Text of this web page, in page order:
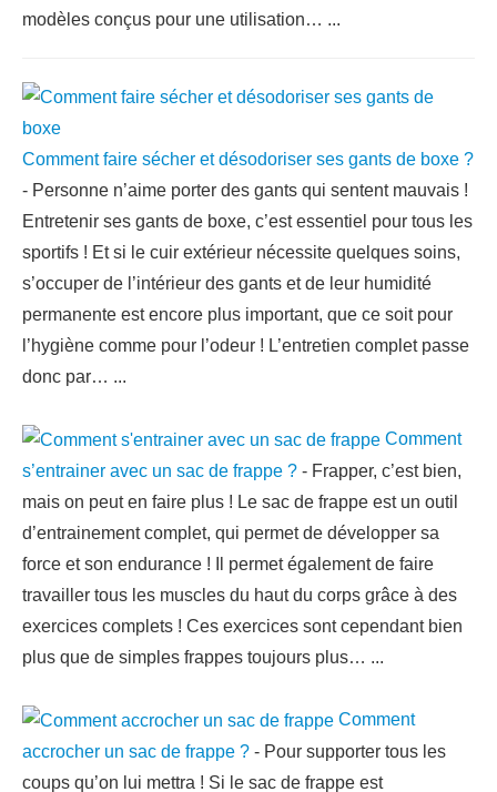
modèles conçus pour une utilisation… ...
Comment faire sécher et désodoriser ses gants de boxe ?
- Personne n’aime porter des gants qui sentent mauvais !
Entretenir ses gants de boxe, c’est essentiel pour tous les
sportifs ! Et si le cuir extérieur nécessite quelques soins,
s’occuper de l’intérieur des gants et de leur humidité
permanente est encore plus important, que ce soit pour
l’hygiène comme pour l’odeur ! L’entretien complet passe
donc par… ...
Comment
s’entrainer avec un sac de frappe ? - Frapper, c’est bien,
mais on peut en faire plus ! Le sac de frappe est un outil
d’entrainement complet, qui permet de développer sa
force et son endurance ! Il permet également de faire
travailler tous les muscles du haut du corps grâce à des
exercices complets ! Ces exercices sont cependant bien
plus que de simples frappes toujours plus… ...
Comment
accrocher un sac de frappe ? - Pour supporter tous les
coups qu’on lui mettra ! Si le sac de frappe est